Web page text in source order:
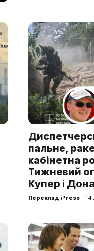
пальне,
кабінетна
Тижневий
Купер і
Переклад iPress –